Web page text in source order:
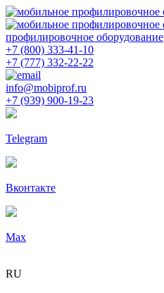
профилировочное оборудование
+7 (800) 333-41-10
+7 (777) 332-22-22
info@mobiprof.ru
+7 (939) 900-19-23
Telegram
Вконтакте
Max
RU